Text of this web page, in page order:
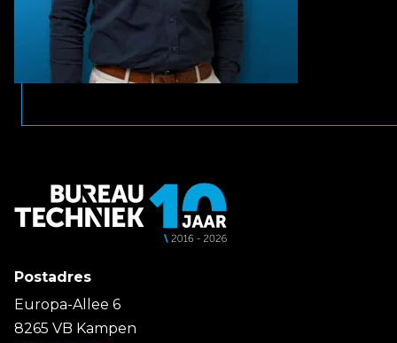
Postadres
Europa-Allee 6
8265 VB Kampen